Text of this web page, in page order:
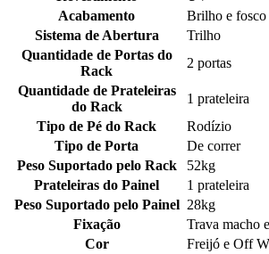
Acabamento
Brilho e fosco
Sistema de Abertura
Trilho
Quantidade de Portas do
Rack
2 portas
Quantidade de Prateleiras
do Rack
1 prateleira
Tipo de Pé do Rack
Rodízio
Tipo de Porta
De correr
Peso Suportado pelo Rack
52kg
Prateleiras do Painel
1 prateleira
Peso Suportado pelo Painel 28kg
Fixação
Trava macho
Cor
Freijó e Off